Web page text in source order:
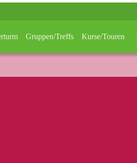
Gruppen/Treffs Kurse/Touren